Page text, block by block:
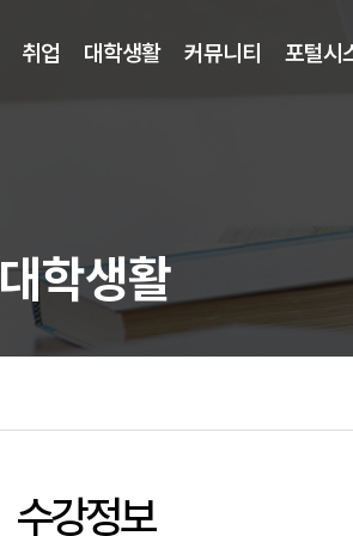
취업 대학생활 커뮤니티 포털시
대학생활
수강정보